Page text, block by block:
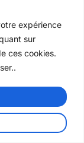
expérience
sur
ces cookies.